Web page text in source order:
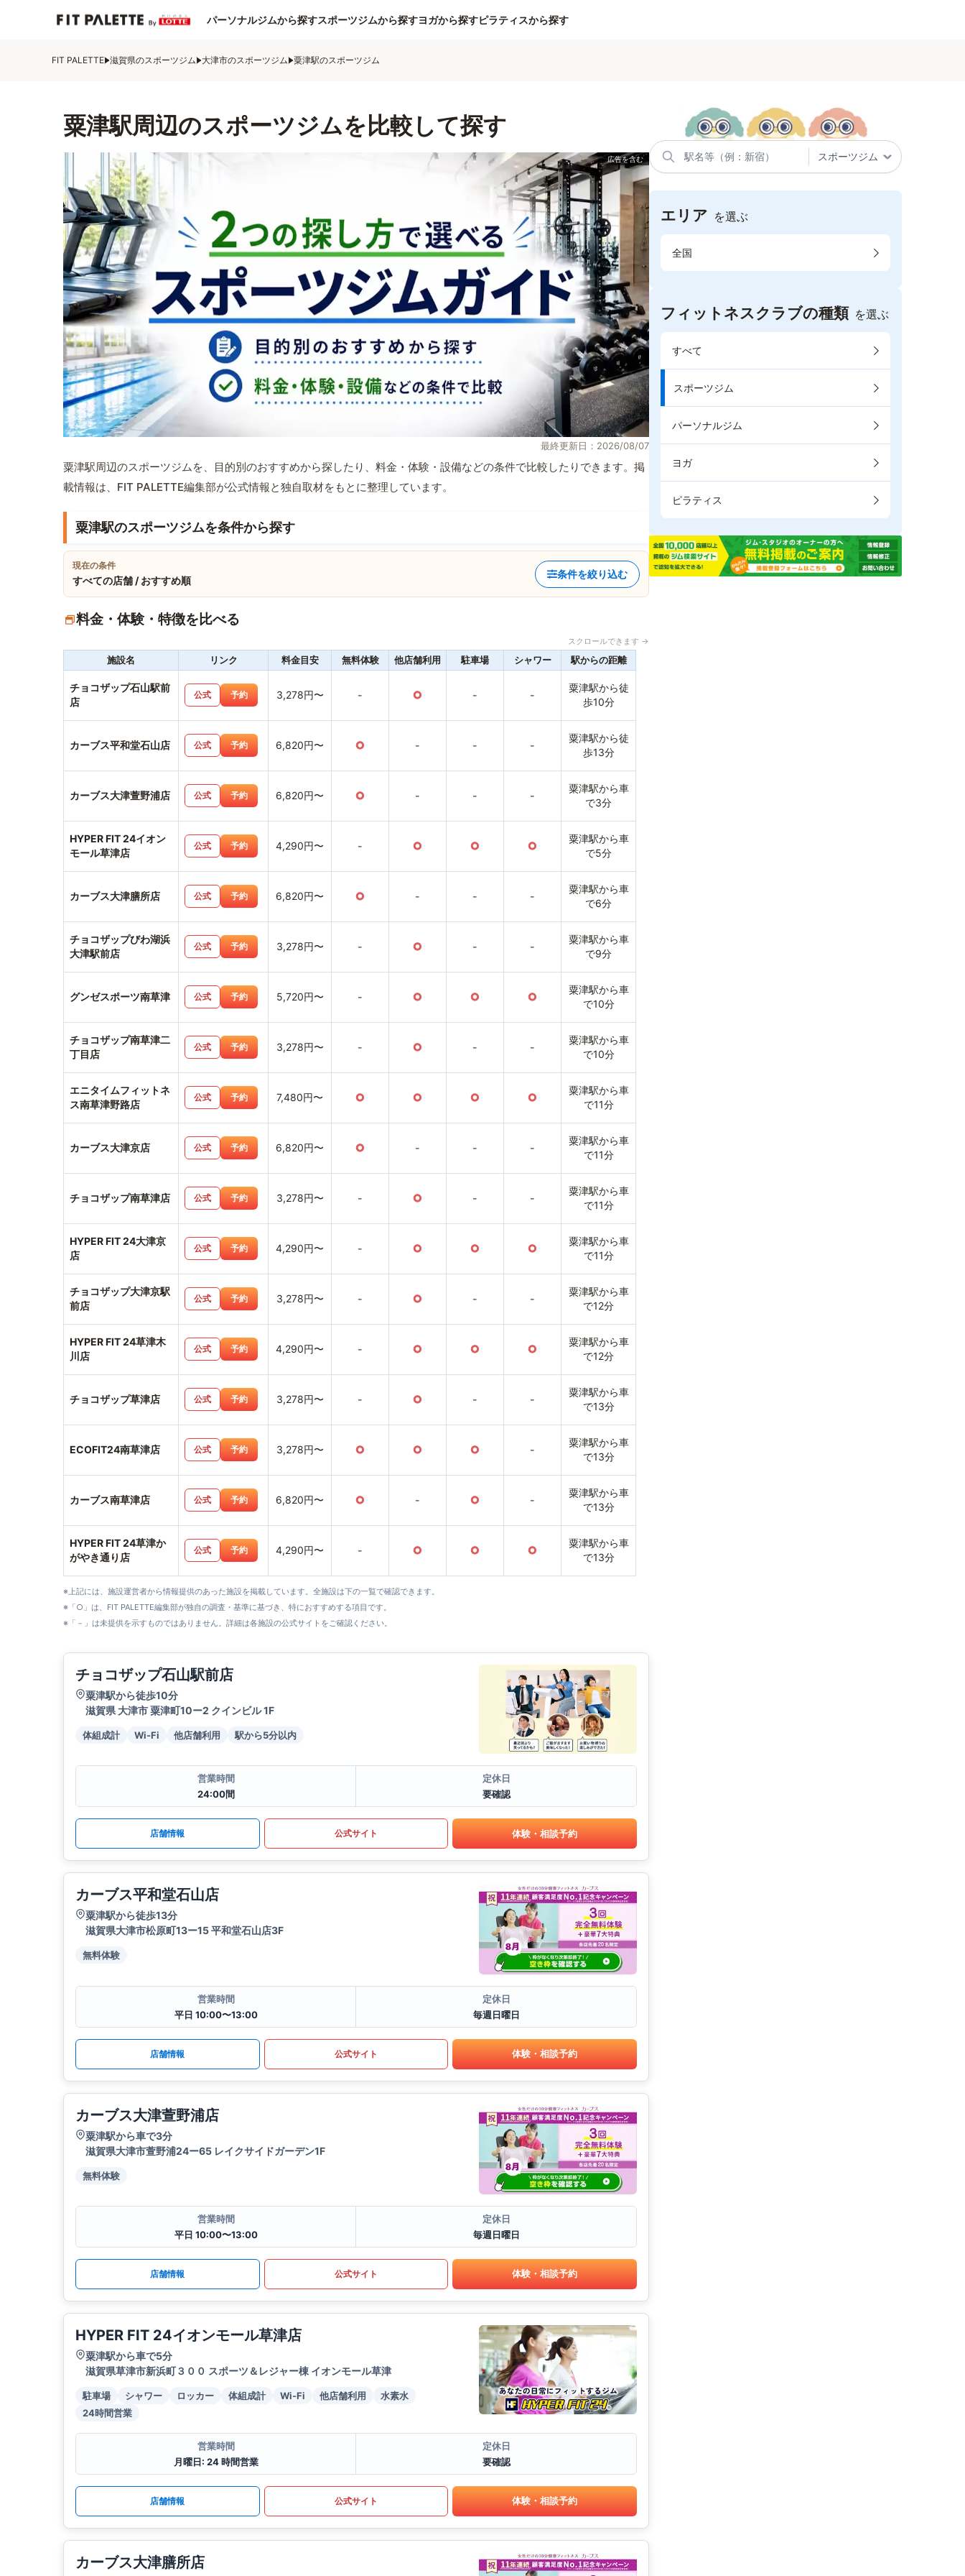
パーソナルジムから探すスポーツジムから探すヨガから探すピラティスから探す
FIT PALETTE 滋賀県のスポーツジム 大津市のスポーツジム 粟津駅のスポーツジム
粟津駅周辺のスポーツジムを比較して探す
最終更新日：2026/08/07
粟津駅周辺のスポーツジムを、目的別のおすすめから探したり、料金・体験・設備などの条件で比較したりできます。掲
載情報は、FIT PALETTE編集部が公式情報と独自取材をもとに整理しています。
粟津駅のスポーツジムを条件から探す
現在の条件
すべての店舗 / おすすめ順
条件を絞り込む
料金・体験・特徴を比べる
スクロールできます →
施設名 リンク 料金目安 無料体験 他店舗利用 駐車場 シャワー 駅からの距離
チョコザップ石山駅前
店
公式 予約 3,278円〜 - ○ - -
粟津駅から徒
歩10分
カーブス平和堂石山店 公式 予約 6,820円〜 ○ - - -
粟津駅から徒
歩13分
カーブス大津萱野浦店 公式 予約 6,820円〜 ○ - - -
粟津駅から車
で3分
HYPER FIT 24イオン
モール草津店
公式 予約 4,290円〜 - ○ ○ ○
粟津駅から車
で5分
カーブス大津膳所店 公式 予約 6,820円〜 ○ - - -
粟津駅から車
で6分
チョコザップびわ湖浜
大津駅前店
公式 予約 3,278円〜 - ○ - -
粟津駅から車
で9分
グンゼスポーツ南草津 公式 予約 5,720円〜 - ○ ○ ○
粟津駅から車
で10分
チョコザップ南草津二
丁目店
公式 予約 3,278円〜 - ○ - -
粟津駅から車
で10分
エニタイムフィットネ
ス南草津野路店
公式 予約 7,480円〜 ○ ○ ○ ○
粟津駅から車
で11分
カーブス大津京店 公式 予約 6,820円〜 ○ - - -
粟津駅から車
で11分
チョコザップ南草津店 公式 予約 3,278円〜 - ○ - -
粟津駅から車
で11分
HYPER FIT 24大津京
店
公式 予約 4,290円〜 - ○ ○ ○
粟津駅から車
で11分
チョコザップ大津京駅
前店
公式 予約 3,278円〜 - ○ - -
粟津駅から車
で12分
HYPER FIT 24草津木
川店
公式 予約 4,290円〜 - ○ ○ ○
粟津駅から車
で12分
チョコザップ草津店 公式 予約 3,278円〜 - ○ - -
粟津駅から車
で13分
ECOFIT24南草津店 公式 予約 3,278円〜 ○ ○ ○ -
粟津駅から車
で13分
カーブス南草津店 公式 予約 6,820円〜 ○ - ○ -
粟津駅から車
で13分
HYPER FIT 24草津か
がやき通り店
公式 予約 4,290円〜 - ○ ○ ○
粟津駅から車
で13分
※上記には、施設運営者から情報提供のあった施設を掲載しています。全施設は下の一覧で確認できます。
※「○」は、FIT PALETTE編集部が独自の調査・基準に基づき、特におすすめする項目です。
※「－」は未提供を示すものではありません。詳細は各施設の公式サイトをご確認ください。
チョコザップ石山駅前店
粟津駅から徒歩10分
滋賀県 大津市 粟津町10ー2 クインビル 1F
体組成計 Wi-Fi 他店舗利用 駅から5分以内
営業時間
24:00間
定休日
要確認
店舗情報 公式サイト 体験・相談予約
カーブス平和堂石山店
粟津駅から徒歩13分
滋賀県大津市松原町13ー15 平和堂石山店3F
無料体験
営業時間
平日 10:00〜13:00
定休日
毎週日曜日
店舗情報 公式サイト 体験・相談予約
カーブス大津萱野浦店
粟津駅から車で3分
滋賀県大津市萱野浦24ー65 レイクサイドガーデン1F
無料体験
営業時間
平日 10:00〜13:00
定休日
毎週日曜日
店舗情報 公式サイト 体験・相談予約
HYPER FIT 24イオンモール草津店
粟津駅から車で5分
滋賀県草津市新浜町３００ スポーツ＆レジャー棟 イオンモール草津
駐車場 シャワー ロッカー 体組成計 Wi-Fi 他店舗利用
水素水
24時間営業
営業時間
月曜日: 24 時間営業
定休日
要確認
店舗情報 公式サイト 体験・相談予約
カーブス大津膳所店
エリア を選ぶ
全国
フィットネスクラブの種類 を選ぶ
すべて
スポーツジム
パーソナルジム
ヨガ
ピラティス